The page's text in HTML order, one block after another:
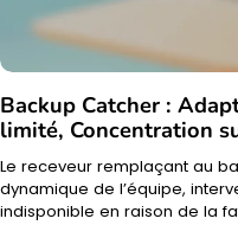
Backup Catcher :
limité, Concentration
Le receveur remplaçant au
dynamique de l’équipe,
indisponible en raison de la